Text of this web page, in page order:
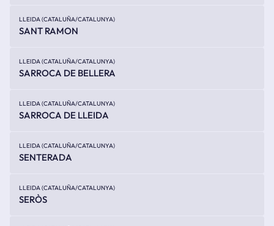
LLEIDA (CATALUÑA/CATALUNYA)
SANT RAMON
LLEIDA (CATALUÑA/CATALUNYA)
SARROCA DE BELLERA
LLEIDA (CATALUÑA/CATALUNYA)
SARROCA DE LLEIDA
LLEIDA (CATALUÑA/CATALUNYA)
SENTERADA
LLEIDA (CATALUÑA/CATALUNYA)
SERÒS